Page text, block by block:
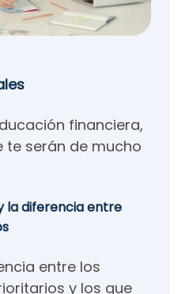
financiera,
te serán de mucho
la diferencia entre
entre los
y los que